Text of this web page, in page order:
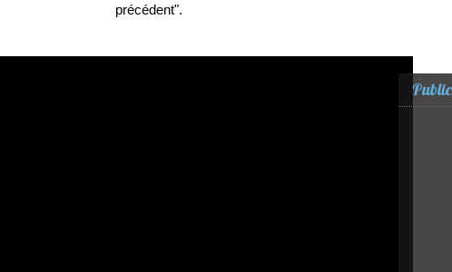
précédent".